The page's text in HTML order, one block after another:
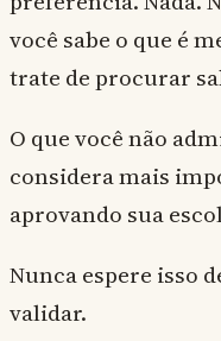
você sabe o que é
trate de procurar
O que você não
considera mais
aprovando sua
Nunca espere isso
validar.